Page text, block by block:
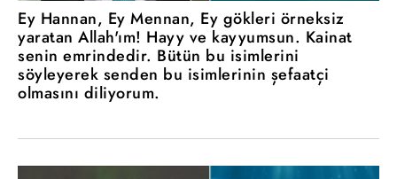
Ey Hannan, Ey Mennan, Ey gökleri örneksiz
yaratan Allah'ım! Hayy ve kayyumsun. Kainat
senin emrindedir. Bütün bu isimlerini
söyleyerek senden bu isimlerinin şefaatçi
olmasını diliyorum.